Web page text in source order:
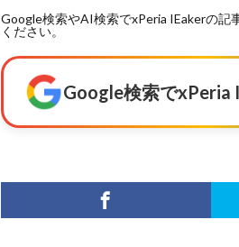
Google検索やAI検索でxPeria IEakerの記
ください。
Google検索でxPeria